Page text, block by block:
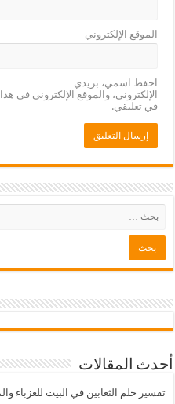
الموقع الإلكتروني
احفظ اسمي، بريدي
الإلكتروني، والموقع الإلكتروني في
في تعليقي.
أحدث المقالات
تفسير حلم الثعابين في البيت للعزباء